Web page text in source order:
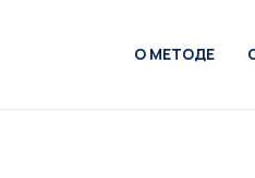
О МЕТОДЕ